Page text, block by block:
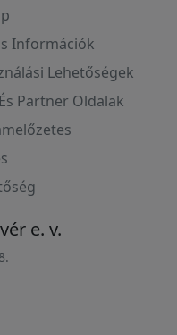
Információk
Lehetőségek
Partner Oldalak
e. v.